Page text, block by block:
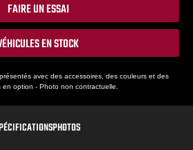
FAIRE UN ESSAI
EN STOCK
avec des accessoires, des couleurs et des
en option - Photo non contractuelle.
PHOTOS